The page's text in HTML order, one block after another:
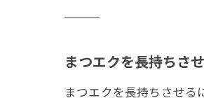
まつエクを長持ちさ
まつエクを長持ちさせ